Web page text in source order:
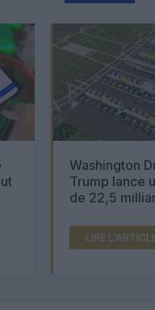
Washington
Trump lance
de 22,5
LIRE